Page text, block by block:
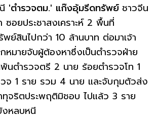
'ตำรวจตม.' แก๊งอุ้มรีดทรัพย์ ชาวจีน
ซอยประชาสงเคราะห์ 2 พื้นที่
ย์สินไปกว่า 10 ล้านบาท ต่อมาเจ้า
หมายจับผู้ต้องหาซึ่งเป็นตำรวจฝ่าย
นตำรวจตรี 2 นาย ร้อยตำรวจโท 1
วจ 1 ราย รวม 4 นาย และจับกุมตัวส่ง
จริตประพฤติมิชอบ ไปแล้ว 3 ราย
หลบหนี